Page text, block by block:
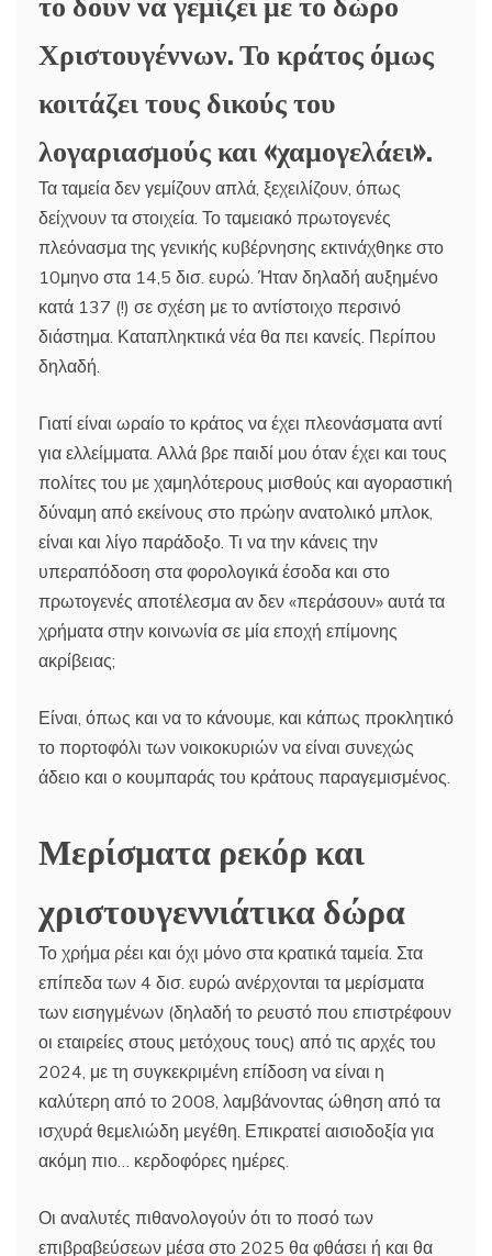
Χριστουγέννων. Το κράτος όμως
κοιτάζει τους δικούς του
λογαριασμούς και «χαμογελάει».
Τα ταμεία δεν γεμίζουν απλά, ξεχειλίζουν, όπως
δείχνουν τα στοιχεία. Το ταμειακό πρωτογενές
πλεόνασμα της γενικής κυβέρνησης εκτινάχθηκε στο
10μηνο στα 14,5 δισ. ευρώ. Ήταν δηλαδή αυξημένο
κατά 137 (!) σε σχέση με το αντίστοιχο περσινό
διάστημα. Καταπληκτικά νέα θα πει κανείς. Περίπου
δηλαδή.
Γιατί είναι ωραίο το κράτος να έχει πλεονάσματα αντί
για ελλείμματα. Αλλά βρε παιδί μου όταν έχει και τους
πολίτες του με χαμηλότερους μισθούς και αγοραστική
δύναμη από εκείνους στο πρώην ανατολικό μπλοκ,
είναι και λίγο παράδοξο. Τι να την κάνεις την
υπεραπόδοση στα φορολογικά έσοδα και στο
πρωτογενές αποτέλεσμα αν δεν «περάσουν» αυτά τα
χρήματα στην κοινωνία σε μία εποχή επίμονης
ακρίβειας;
Είναι, όπως και να το κάνουμε, και κάπως προκλητικό
το πορτοφόλι των νοικοκυριών να είναι συνεχώς
άδειο και ο κουμπαράς του κράτους παραγεμισμένος.
Μερίσματα ρεκόρ και
χριστουγεννιάτικα δώρα
Το χρήμα ρέει και όχι μόνο στα κρατικά ταμεία. Στα
επίπεδα των 4 δισ. ευρώ ανέρχονται τα μερίσματα
των εισηγμένων (δηλαδή το ρευστό που επιστρέφουν
οι εταιρείες στους μετόχους τους) από τις αρχές του
2024, με τη συγκεκριμένη επίδοση να είναι η
καλύτερη από το 2008, λαμβάνοντας ώθηση από τα
ισχυρά θεμελιώδη μεγέθη. Επικρατεί αισιοδοξία για
ακόμη πιο… κερδοφόρες ημέρες.
Οι αναλυτές πιθανολογούν ότι το ποσό των
επιβραβεύσεων μέσα στο 2025 θα φθάσει ή και θα